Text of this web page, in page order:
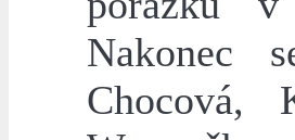
Nakonec
Chocová,